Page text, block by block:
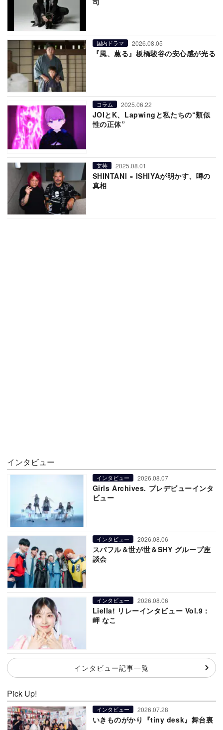
国内ドラマ 2026.08.05
『風、薫る』板橋駿谷の安心感が光る
コラム 2025.06.22
JOIとK、Lapwingと私たちの“類似
性の正体”
文芸 2025.08.01
SHINTANI × ISHIYAが明かす、噂の
真相
インタビュー
インタビュー 2026.08.07
Girls Archives. プレデビューインタ
ビュー
インタビュー 2026.08.06
スパフル＆世が世＆SHY グループ座
談会
インタビュー 2026.08.06
Liella! リレーインタビュー Vol.9：
岬 なこ
インタビュー記事一覧
Pick Up!
インタビュー 2026.07.28
いきものがかり『tiny desk』舞台裏